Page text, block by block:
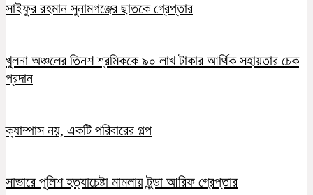
সাইফুর রহমান সুনামগঞ্জের ছাতকে গ্রেপ্তার
খুলনা অঞ্চলের তিনশ শ্রমিককে ৯০ লাখ টাকার আর্থিক সহায়তার চেক
প্রদান
ক্যাম্পাস নয়, একটি পরিবারের গল্প
সাভারে পুলিশ হত্যাচেষ্টা মামলায় টুন্ডা আরিফ গ্রেপ্তার